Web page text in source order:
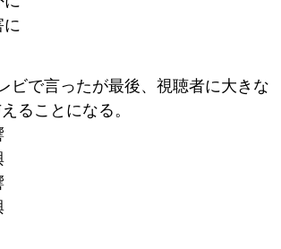
で言ったが最後、視聴者に大きな
ることになる。